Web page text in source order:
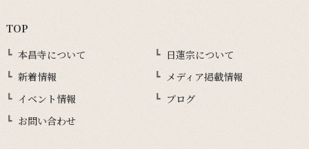
TOP
本昌寺について
日蓮宗について
新着情報
メディア掲載情報
イベント情報
ブログ
お問い合わせ